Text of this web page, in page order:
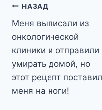
Навигация
по
записям
НАЗАД
Меня выписали из
онкологической
клиники и отправили
умирать домой, но
этот рецепт поставил
меня на ноги!